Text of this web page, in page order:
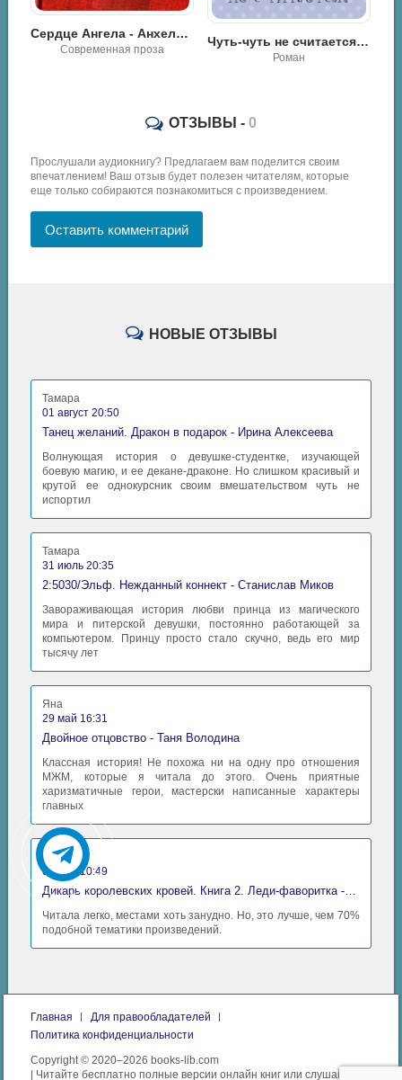
Сердце Ангела - Анхель де Куатьэ
Современная проза
Чуть-чуть не считается! - Юлия Климова
Роман
ОТЗЫВЫ - 0
Прослушали аудиокнигу? Предлагаем вам поделится своим
впечатлением! Ваш отзыв будет полезен читателям, которые
еще только собираются познакомиться с произведением.
Оставить комментарий
НОВЫЕ ОТЗЫВЫ
Тамара
01 август 20:50
Танец желаний. Дракон в подарок - Ирина Алексеева
Волнующая история о девушке-студентке, изучающей
боевую магию, и ее декане-драконе. Но слишком красивый и
крутой ее однокурсник своим вмешательством чуть не
испортил
Тамара
31 июль 20:35
2:5030/Эльф. Нежданный коннект - Станислав Миков
Завораживающая история любви принца из магического
мира и питерской девушки, постоянно работающей за
компьютером. Принцу просто стало скучно, ведь его мир
тысячу лет
Яна
29 май 16:31
Двойное отцовство - Таня Володина
Классная история! Не похожа ни на одну про отношения
МЖМ, которые я читала до этого. Очень приятные
харизматичные герои, мастерски написанные характеры
главных
Аида
06 май 10:49
Дикарь королевских кровей. Книга 2. Леди-фаворитка - Анна Сергеевна Гаврилова
Читала легко, местами хоть занудно. Но, это лучше, чем 70%
подобной тематики произведений.
Главная
Для правообладателей
Политика конфиденциальности
Copyright © 2020–2026 books-lib.com
| Читайте бесплатно полные версии онлайн книг или слушайте